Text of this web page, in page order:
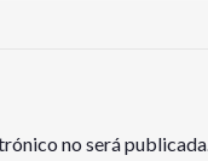
no será publicada.